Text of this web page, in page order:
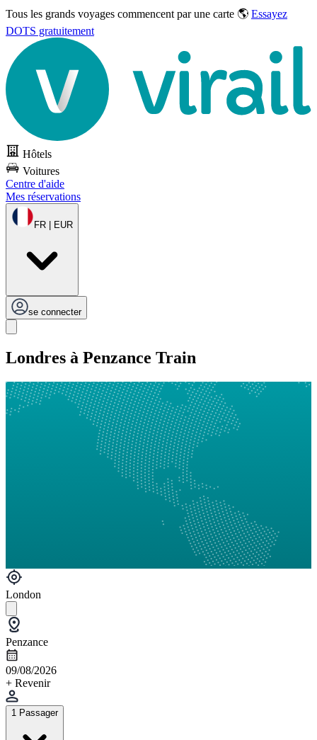
Tous les grands voyages commencent par une carte 🌎 Essayez
DOTS gratuitement
Hôtels
Voitures
Centre d'aide
Mes réservations
FR | EUR
se connecter
Londres à Penzance Train
London
Penzance
09/08/2026
+ Revenir
1 Passager